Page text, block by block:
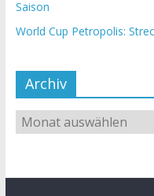
Saison
World Cup Petropolis:
Archiv